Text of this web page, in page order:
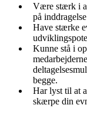
Være stærk i
på
Have stærke
Kunne stå i
begge.
Har lyst til at
skærpe din